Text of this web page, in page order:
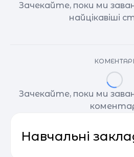
Зачекайте, поки ми
найцікавіші
КОМЕНТАРІ
Зачекайте, поки ми
Навчальні